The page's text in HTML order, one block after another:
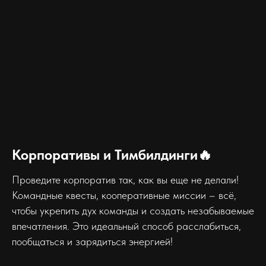
Корпоративы и Тимбилдинги🔥
Проведите корпоратив так, как вы еще не делали!
Командные квесты, кооперативные миссии – всё,
чтобы укрепить дух команды и создать незабываемые
впечатления. Это идеальный способ расслабиться,
пообщаться и зарядиться энергией!